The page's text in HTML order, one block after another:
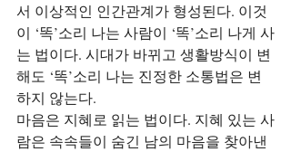
서 이상적인 인간관계가 형성된다. 이것
이 ‘똑’소리 나는 사람이 ‘똑’소리 나게 사
는 법이다. 시대가 바뀌고 생활방식이 변
해도 ‘똑’소리 나는 진정한 소통법은 변
하지 않는다.
마음은 지혜로 읽는 법이다. 지혜 있는 사
람은 속속들이 숨긴 남의 마음을 찾아낸